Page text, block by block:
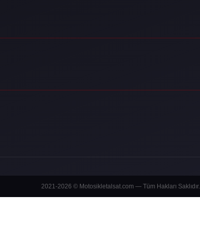
2021-2026 © Motosikletalsat.com — Tüm Hakları Saklıdır.